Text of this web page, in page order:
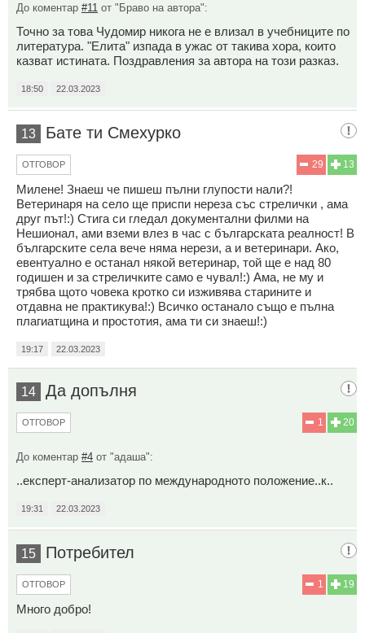
До коментар #11 от "Браво на автора":
Точно за това Чудомир никога не е влизал в учебниците по
литература. "Елита" изпада в ужас от такива хора, които
казват истината. Поздравления за автора на този разказ.
18:50 22.03.2023
13 Бате ти Смехурко
13
29
ОТГОВОР
Милене! Знаеш че пишеш пълни глупости нали?!
Ветеринаря на село ще приспи нереза със стрелички , ама
друг път!:) Стига си гледал документални филми на
Нешионал, ами вземи влез в час с българската реалност! В
българските села вече няма нерези, а и ветеринари. Ако,
евентуално е останал някой ветеринар, той ще е над 80
годишен и за стреличките само е чувал!:) Ама, не му и
трябва щото човека кротко си изживява старините и
отдавна не практикува!:) Всичко останало също е пълна
плагиатщина и простотия, ама ти си знаеш!:)
19:17 22.03.2023
14 Да допълня
20
1
ОТГОВОР
До коментар #4 от "адаша":
..експерт-анализатор по международното положение..к..
19:31 22.03.2023
15 Потребител
19
1
ОТГОВОР
Много добро!